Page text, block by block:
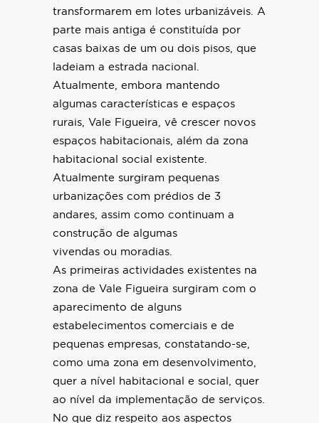
transformarem em lotes urbanizáveis. A
parte mais antiga é constituída por
casas baixas de um ou dois pisos, que
ladeiam a estrada nacional.
Atualmente, embora mantendo
algumas características e espaços
rurais, Vale Figueira, vê crescer novos
espaços habitacionais, além da zona
habitacional social existente.
Atualmente surgiram pequenas
urbanizações com prédios de 3
andares, assim como continuam a
construção de algumas
vivendas ou moradias.
As primeiras actividades existentes na
zona de Vale Figueira surgiram com o
aparecimento de alguns
estabelecimentos comerciais e de
pequenas empresas, constatando-se,
como uma zona em desenvolvimento,
quer a nível habitacional e social, quer
ao nível da implementação de serviços.
No que diz respeito aos aspectos